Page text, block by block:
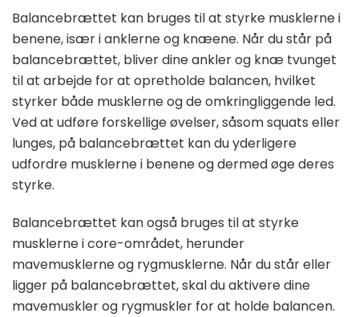
Balancebrættet kan bruges til at styrke musklerne i
benene, især i anklerne og knæene. Når du står på
balancebrættet, bliver dine ankler og knæ tvunget
til at arbejde for at opretholde balancen, hvilket
styrker både musklerne og de omkringliggende led.
Ved at udføre forskellige øvelser, såsom squats eller
lunges, på balancebrættet kan du yderligere
udfordre musklerne i benene og dermed øge deres
styrke.
Balancebrættet kan også bruges til at styrke
musklerne i core-området, herunder
mavemusklerne og rygmusklerne. Når du står eller
ligger på balancebrættet, skal du aktivere dine
mavemuskler og rygmuskler for at holde balancen.